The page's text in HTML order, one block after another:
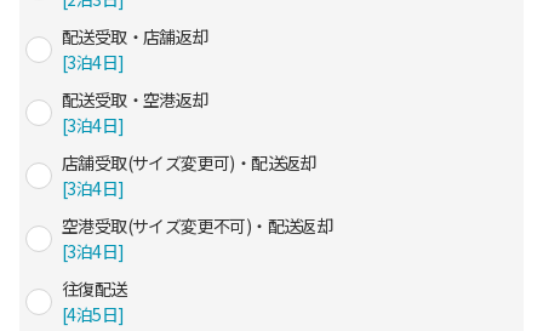
配送受取・店舗返却
[3泊4日]
配送受取・空港返却
[3泊4日]
店舗受取(サイズ変更可)・配送返却
[3泊4日]
空港受取(サイズ変更不可)・配送返却
[3泊4日]
往復配送
[4泊5日]